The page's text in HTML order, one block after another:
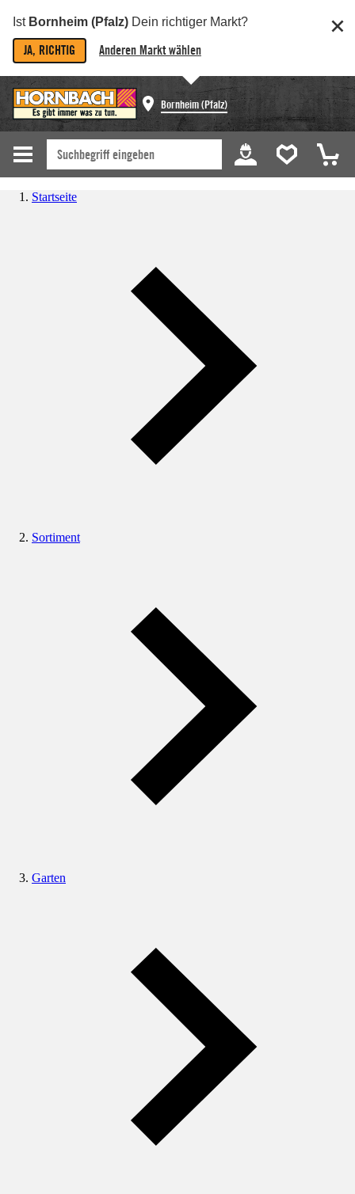
Ist Bornheim (Pfalz) Dein richtiger Markt?
JA, RICHTIG Anderen Markt wählen
Bornheim (Pfalz)
Startseite
Sortiment
Garten